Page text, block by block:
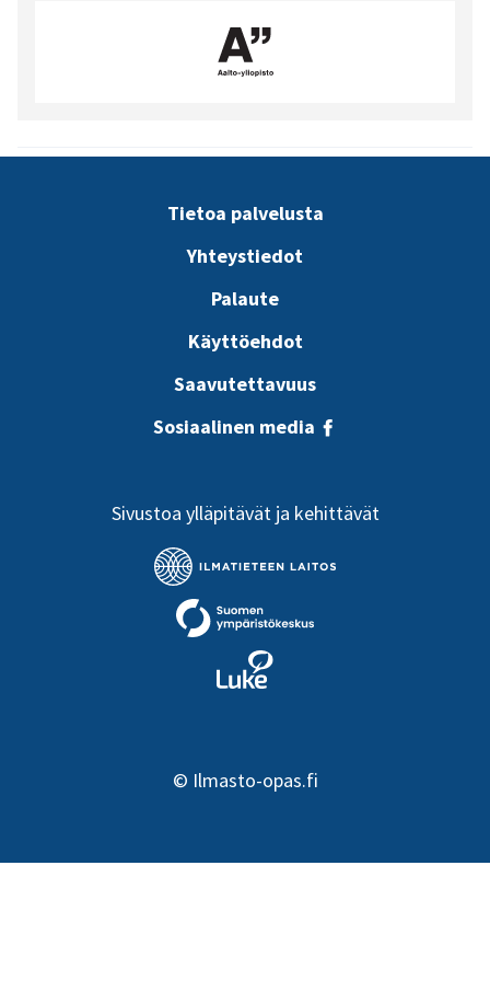
Tietoa palvelusta
Yhteystiedot
Palaute
Käyttöehdot
Saavutettavuus
Sosiaalinen media
Sivustoa ylläpitävät ja kehittävät
© Ilmasto-opas.fi